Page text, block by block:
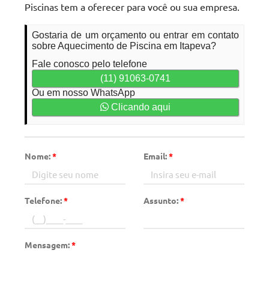
Piscinas tem a oferecer para você ou sua empresa.
Gostaria de um orçamento ou entrar em contato
sobre Aquecimento de Piscina em Itapeva?
Fale conosco pelo telefone
(11) 91063-0741
Ou em nosso WhatsApp
Clicando aqui
Nome:* Email:*
Telefone:* Assunto:*
Mensagem:*